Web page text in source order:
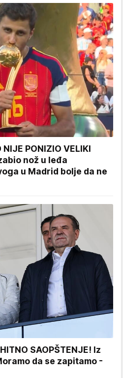
NIJE PONIZIO VELIKI
nož u leđa
u Madrid bolje da ne
SAOPŠTENJE! Iz
da se zapitamo -